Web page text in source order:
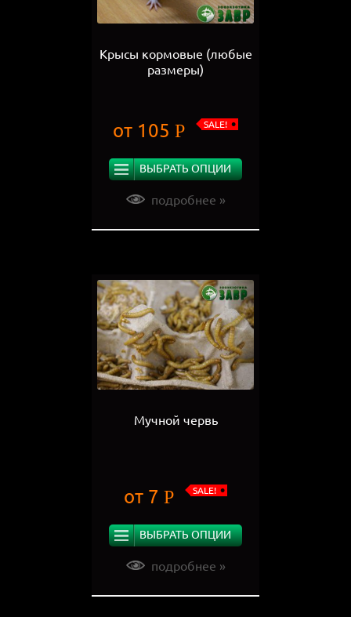
Крысы кормовые (любые
размеры)
от 105 Р SALE!
ВЫБРАТЬ ОПЦИИ
подробнее »
Мучной червь
от 7 Р SALE!
ВЫБРАТЬ ОПЦИИ
подробнее »